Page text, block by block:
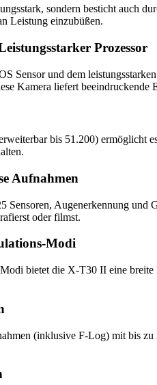
sondern besticht auch
Leistung einzubüßen.
Prozessor
Sensor und dem
Kamera liefert beeindruckende
bis 51.200) ermöglicht
Aufnahmen
Sensoren, Augenerkennung und
oder filmst.
Modi
bietet die X-T30 II eine
(inklusive F-Log) mit bis